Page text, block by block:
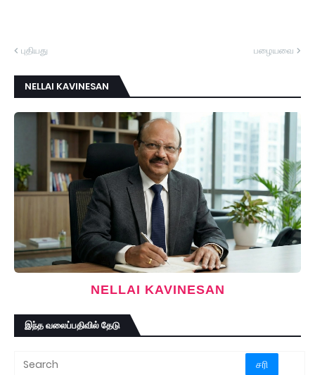
புதியது பழையவை
NELLAI KAVINESAN
NELLAI KAVINESAN
இந்த வலைப்பதிவில் தேடு